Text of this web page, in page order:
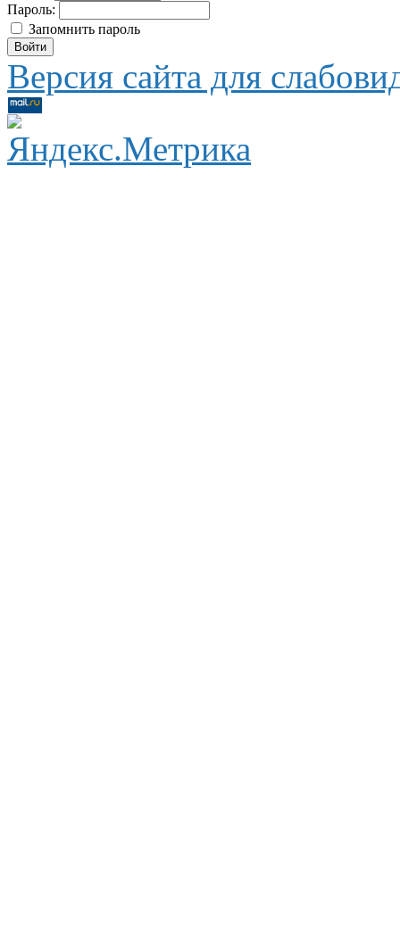
Пароль:
Запомнить пароль
Версия сайта для